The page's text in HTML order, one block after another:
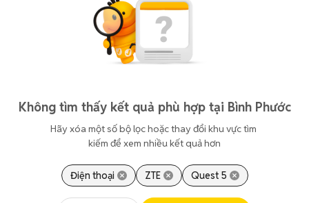
Không tìm thấy kết quả phù hợp tại Bình Phước
Hãy xóa một số bộ lọc hoặc thay đổi khu vực tìm
kiếm để xem nhiều kết quả hơn
Điện thoại ZTE Quest 5